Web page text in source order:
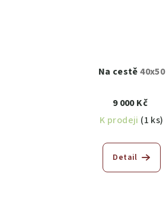
Na cestě40x50
9 000 Kč
K prodeji (1 ks)
Detail